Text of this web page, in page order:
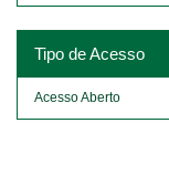
Tipo de Acesso
Acesso Aberto